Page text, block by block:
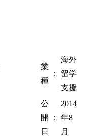
業
種
：
海外
留学
支援
公
開
日
：
2014
年8
月